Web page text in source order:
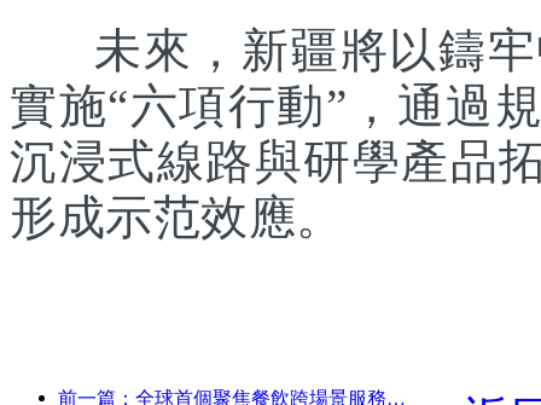
未來，新疆將以鑄牢
實施“六項行動”，通過
沉浸式線路與研學產品
形成示范效應。
前一篇：全球首個聚焦餐飲跨場景服務的人形機器人發布